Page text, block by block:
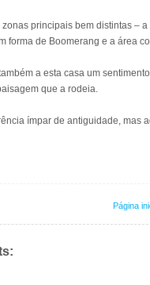
principais bem distintas –
forma de Boomerang e a área
a esta casa um
que a rodeia.
ímpar de antiguidade, mas
Página